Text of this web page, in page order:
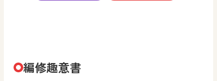
編修趣意書